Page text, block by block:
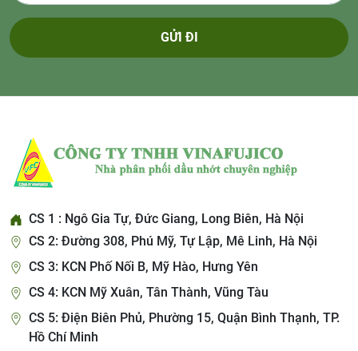
GỬI ĐI
CS 1 : Ngô Gia Tự, Đức Giang, Long Biên, Hà Nội
CS 2: Đường 308, Phú Mỹ, Tự Lập, Mê Linh, Hà Nội
CS 3: KCN Phố Nối B, Mỹ Hào, Hưng Yên
CS 4: KCN Mỹ Xuân, Tân Thành, Vũng Tàu
CS 5: Điện Biên Phủ, Phường 15, Quận Bình Thạnh, TP.
Hồ Chí Minh